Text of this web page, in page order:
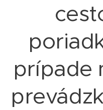
prípade